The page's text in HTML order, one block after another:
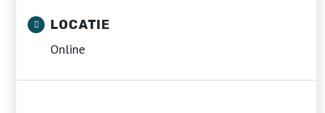
LOCATIE
Online